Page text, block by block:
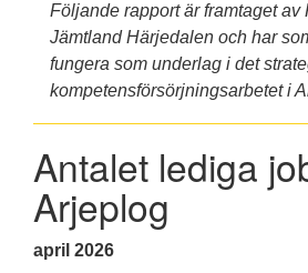
Följande rapport är framtaget av
Jämtland Härjedalen och har
fungera som underlag i det
kompetensförsörjningsarbetet i
Antalet lediga
Arjeplog
april 2026